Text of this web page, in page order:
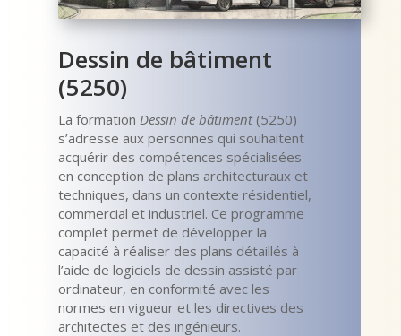
Dessin de bâtiment
(5250)
La formation Dessin de bâtiment(5250)
s’adresse aux personnes qui souhaitent
acquérir des compétences spécialisées
en conception de plans architecturaux et
techniques, dans un contexte résidentiel,
commercial et industriel. Ce programme
complet permet de développer la
capacité à réaliser des plans détaillés à
l’aide de logiciels de dessin assisté par
ordinateur, en conformité avec les
normes en vigueur et les directives des
architectes et des ingénieurs.